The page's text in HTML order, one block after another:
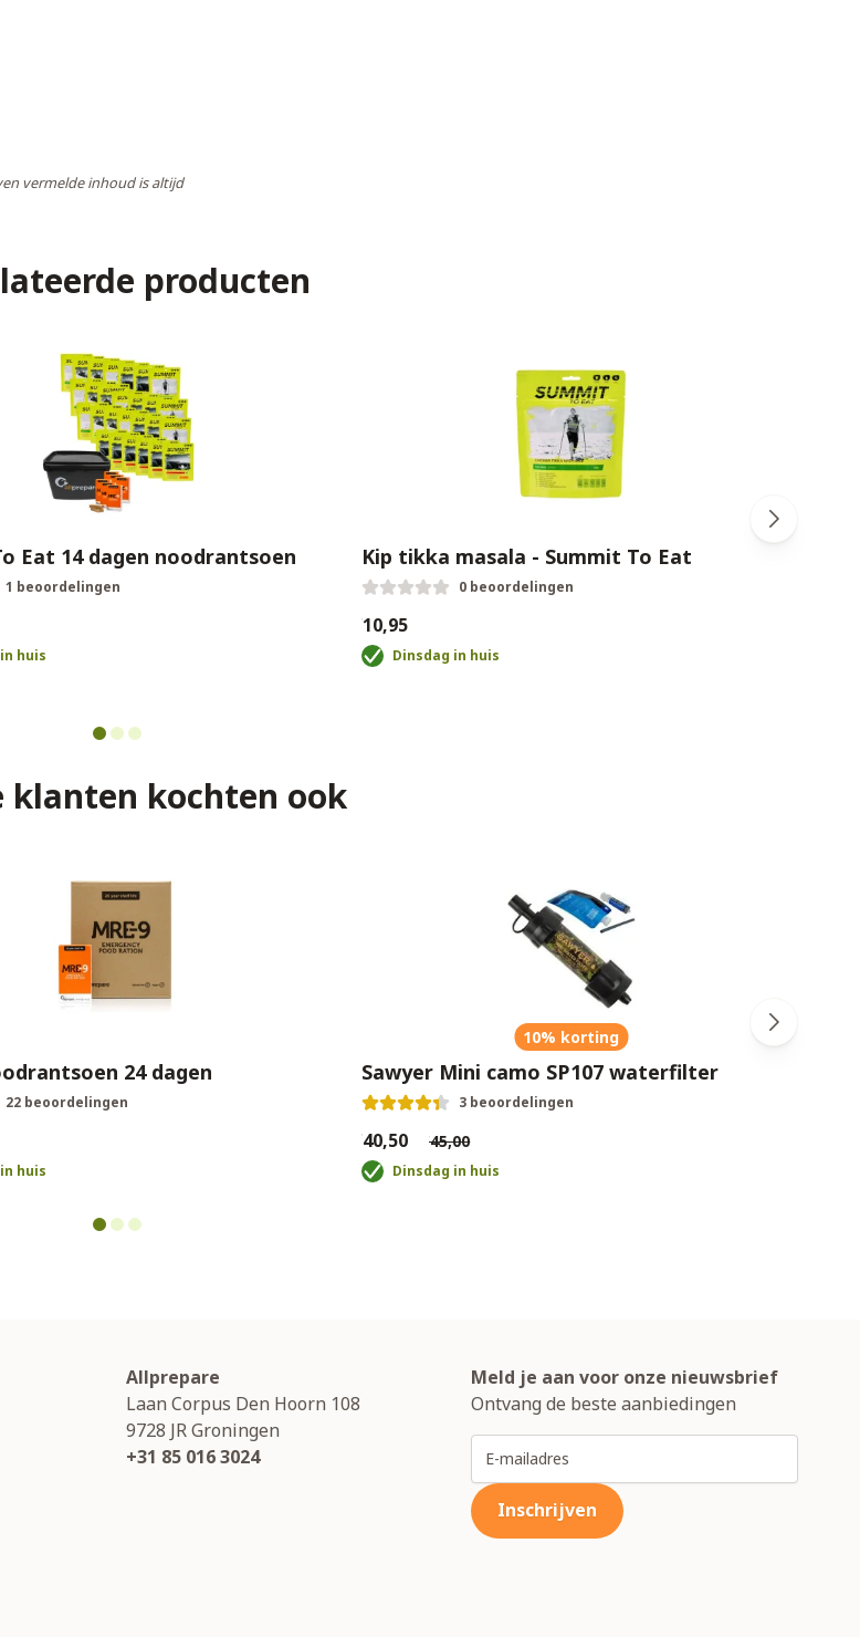
vermelde inhoud is altijd
producten
Eat 14 dagen noodrantsoen
1 beoordelingen
huis
Kip tikka masala - Summit To Eat
0 beoordelingen
€10,95
Dinsdag in huis
klanten kochten ook
24 dagen
22 beoordelingen
huis
10% korting
Sawyer Mini camo SP107 waterfilter
3 beoordelingen
€40,50 €45,00
Dinsdag in huis
Allprepare
Laan Corpus Den Hoorn 108
9728 JRGroningen
+31 85 016 3024
Meld je aan voor onze nieuwsbrief
Ontvang de beste aanbiedingen
E-mailadres
Inschrijven